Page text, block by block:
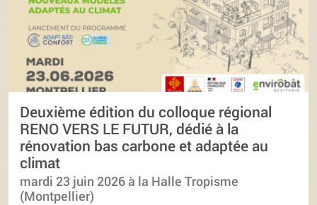
Deuxième édition du colloque régional
RENO VERS LE FUTUR, dédié à la
rénovation bas carbone et adaptée au
climat
mardi 23 juin 2026 à la Halle Tropisme
(Montpellier)